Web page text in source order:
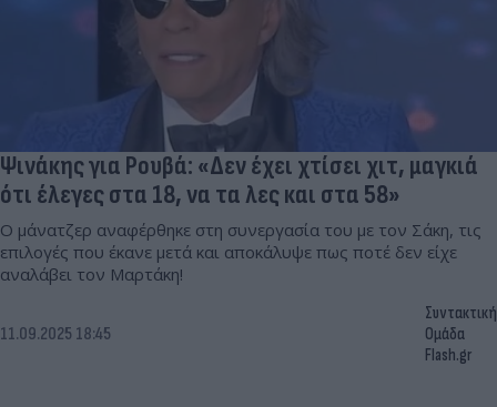
Ψινάκης για Ρουβά: «Δεν έχει χτίσει χιτ, μαγκιά
ότι έλεγες στα 18, να τα λες και στα 58»
Ο μάνατζερ αναφέρθηκε στη συνεργασία του με τον Σάκη, τις
επιλογές που έκανε μετά και αποκάλυψε πως ποτέ δεν είχε
αναλάβει τον Μαρτάκη!
11.09.2025 18:45
Συντακτική
Ομάδα
Flash.gr